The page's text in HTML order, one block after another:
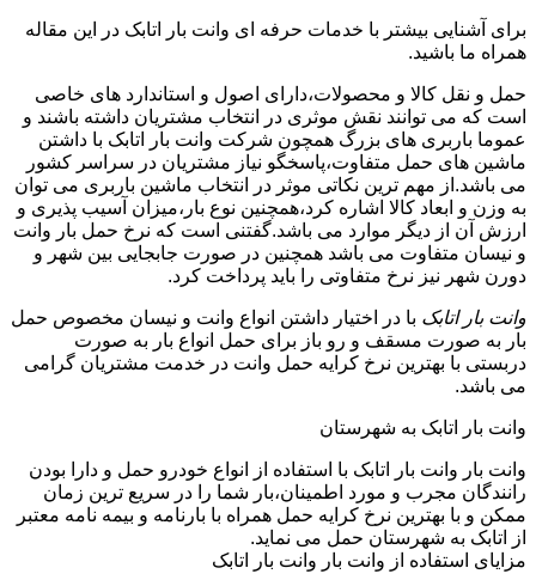
برای آشنایی بیشتر با خدمات حرفه ای وانت بار اتابک در این مقاله
همراه ما باشید.
حمل و نقل کالا و محصولات،دارای اصول و استاندارد های خاصی
است که می توانند نقش موثری در انتخاب مشتریان داشته باشند و
عموما باربری های بزرگ همچون شرکت وانت بار اتابک با داشتن
ماشین های حمل متفاوت،پاسخگو نیاز مشتریان در سراسر کشور
می باشد.از مهم ترین نکاتی موثر در انتخاب ماشین باربری می توان
به وزن و ابعاد کالا اشاره کرد،همچنین نوع بار،میزان آسیب پذیری و
ارزش آن از دیگر موارد می باشد.گفتنی است که نرخ حمل بار وانت
و نیسان متفاوت می باشد همچنین در صورت جابجایی بین شهر و
دورن شهر نیز نرخ متفاوتی را باید پرداخت کرد.
وانت بار اتابک با در اختیار داشتن انواع وانت و نیسان مخصوص حمل
بار به صورت مسقف و رو باز برای حمل انواع بار به صورت
دربستی با بهترین نرخ کرایه حمل وانت در خدمت مشتریان گرامی
می باشد.
وانت بار اتابک به شهرستان
وانت بار وانت بار اتابک با استفاده از انواع خودرو حمل و دارا بودن
رانندگان مجرب و مورد اطمینان،بار شما را در سریع ترین زمان
ممکن و با بهترین نرخ کرایه حمل همراه با بارنامه و بیمه نامه معتبر
از اتابک به شهرستان حمل می نماید.
مزایای استفاده از وانت بار وانت بار اتابک